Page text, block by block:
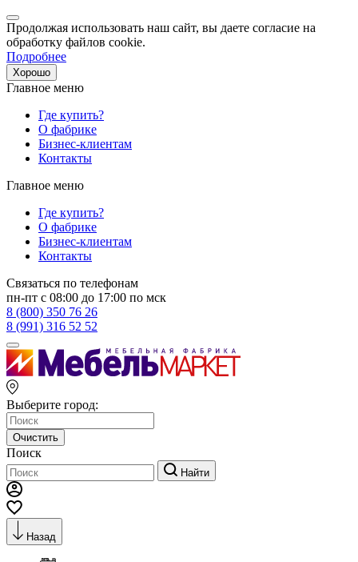
Продолжая использовать наш сайт, вы даете согласие на
обработку файлов cookie.
Подробнее
Хорошо
Главное меню
Где купить?
О фабрике
Бизнес-клиентам
Контакты
Главное меню
Где купить?
О фабрике
Бизнес-клиентам
Контакты
Связаться по телефонам
пн-пт с 08:00 до 17:00 по мск
8 (800) 350 76 26
8 (991) 316 52 52
Выберите город:
Очистить
Поиск
Найти
Назад